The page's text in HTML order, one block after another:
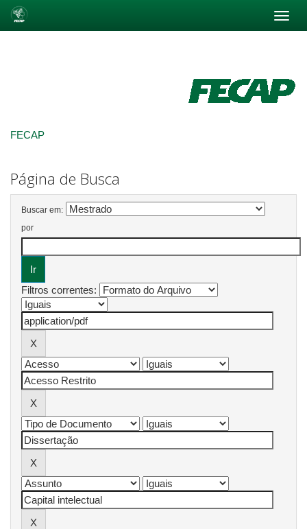
FECAP
Página de Busca
Buscar em:
por
Filtros correntes: